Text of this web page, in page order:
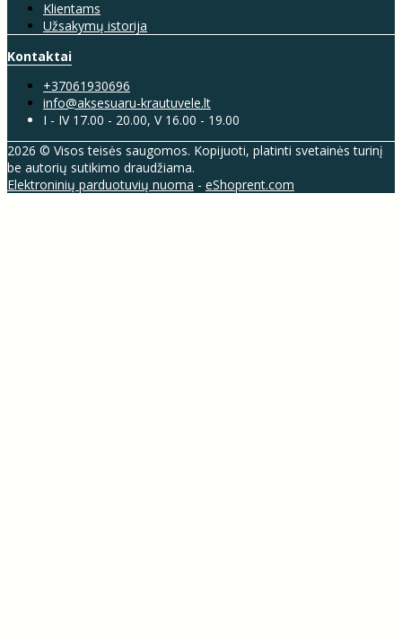
Klientams
Užsakymų istorija
Kontaktai
+37061930696
info@aksesuaru-krautuvele.lt
I - IV 17.00 - 20.00, V 16.00 - 19.00
2026 © Visos teisės saugomos. Kopijuoti, platinti svetainės turinį
be autorių sutikimo draudžiama.
Elektroninių parduotuvių nuoma - eShoprent.com